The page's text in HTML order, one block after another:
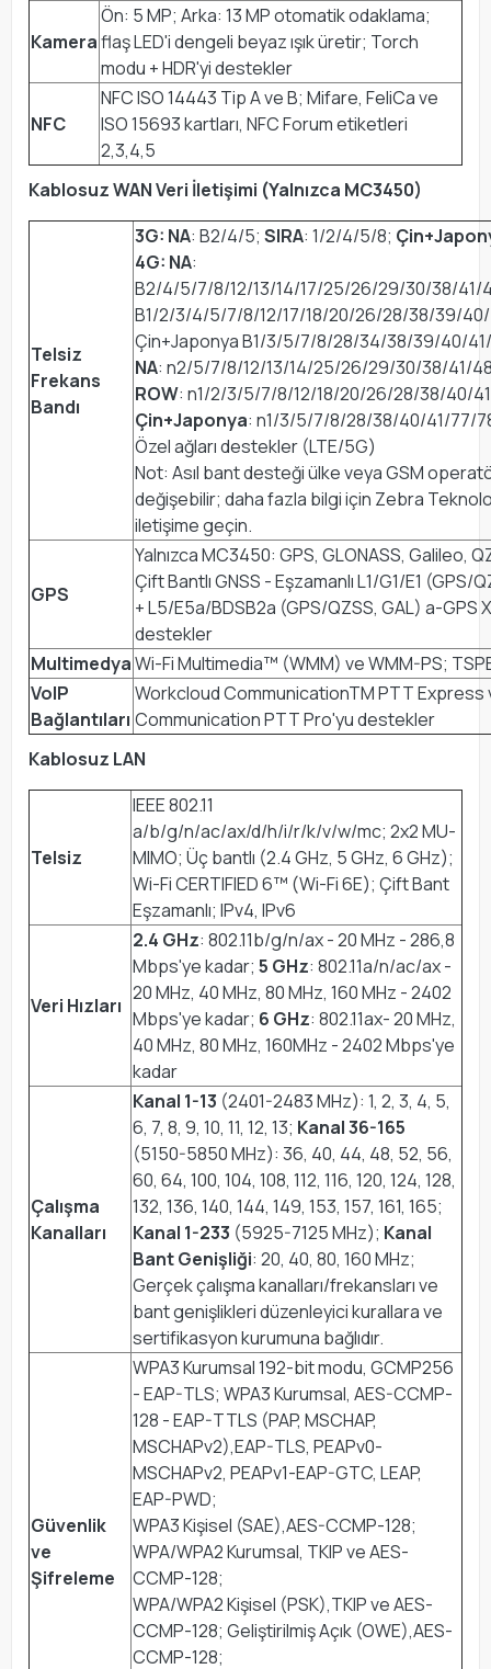
Kamera
Ön: 5 MP; Arka: 13 MP otomatik odaklama;
flaş LED'i dengeli beyaz ışık üretir; Torch
modu + HDR'yi destekler
NFC
NFC ISO 14443 Tip A ve B; Mifare, FeliCa ve
ISO 15693 kartları, NFC Forum etiketleri
2,3,4,5
Kablosuz WAN Veri İletişimi (Yalnızca MC3450)
Telsiz
Frekans
Bandı
3G: NA: B2/4/5; SIRA: 1/2/4/5/8;
4G: NA:
B2/4/5/7/8/12/13/14/17/25/26/29/30/38/
B1/2/3/4/5/7/8/12/17/18/20/26/28/38/39/
Çin+Japonya B1/3/5/7/8/28/34/38/39/40/
NA: n2/5/7/8/12/13/14/25/26/29/30/38/41/
ROW: n1/2/3/5/7/8/12/18/20/26/28/38/40/
Çin+Japonya: n1/3/5/7/8/28/38/40/41/77/
Özel ağları destekler (LTE/5G)
Not: Asıl bant desteği ülke veya GSM
değişebilir; daha fazla bilgi için Zebra
iletişime geçin.
GPS
Yalnızca MC3450: GPS, GLONASS, Galileo,
Çift Bantlı GNSS - Eşzamanlı L1/G1/E1 (GPS/
+ L5/E5a/BDSB2a (GPS/QZSS, GAL) a-GPS
destekler
MultimedyaWi-Fi Multimedia™ (WMM) ve WMM-PS;
VoIP
Bağlantıları
Workcloud CommunicationTM PTT Express
Communication PTT Pro'yu destekler
Kablosuz LAN
Telsiz
IEEE 802.11
a/b/g/n/ac/ax/d/h/i/r/k/v/w/mc; 2x2 MU-
MIMO; Üç bantlı (2.4 GHz, 5 GHz, 6 GHz);
Wi-Fi CERTIFIED 6™ (Wi-Fi 6E); Çift Bant
Eşzamanlı; IPv4, IPv6
Veri Hızları
2.4 GHz: 802.11b/g/n/ax - 20 MHz - 286,8
Mbps'ye kadar; 5 GHz: 802.11a/n/ac/ax -
20 MHz, 40 MHz, 80 MHz, 160 MHz - 2402
Mbps'ye kadar; 6 GHz: 802.11ax- 20 MHz,
40 MHz, 80 MHz, 160MHz - 2402 Mbps'ye
kadar
Çalışma
Kanalları
Kanal 1-13 (2401-2483 MHz): 1, 2, 3, 4, 5,
6, 7, 8, 9, 10, 11, 12, 13; Kanal 36-165
(5150-5850 MHz): 36, 40, 44, 48, 52, 56,
60, 64, 100, 104, 108, 112, 116, 120, 124, 128,
132, 136, 140, 144, 149, 153, 157, 161, 165;
Kanal 1-233 (5925-7125 MHz); Kanal
Bant Genişliği: 20, 40, 80, 160 MHz;
Gerçek çalışma kanalları/frekansları ve
bant genişlikleri düzenleyici kurallara ve
sertifikasyon kurumuna bağlıdır.
Güvenlik
ve
Şifreleme
WPA3 Kurumsal 192-bit modu, GCMP256
- EAP-TLS; WPA3 Kurumsal, AES-CCMP-
128 - EAP-TTLS (PAP, MSCHAP,
MSCHAPv2),EAP-TLS, PEAPv0-
MSCHAPv2, PEAPv1-EAP-GTC, LEAP,
EAP-PWD;
WPA3 Kişisel (SAE),AES-CCMP-128;
WPA/WPA2 Kurumsal, TKIP ve AES-
CCMP-128;
WPA/WPA2 Kişisel (PSK),TKIP ve AES-
CCMP-128; Geliştirilmiş Açık (OWE),AES-
CCMP-128;